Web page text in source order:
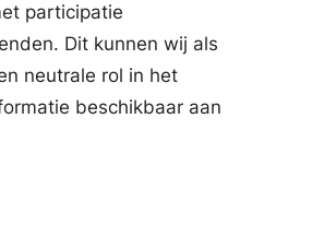
participatie
Dit kunnen wij als
neutrale rol in het
beschikbaar aan